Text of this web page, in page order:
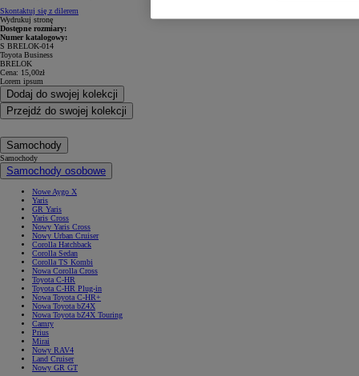
Skontaktuj się z dilerem
Wydrukuj stronę
Dostępne rozmiary:
Numer katalogowy:
S BRELOK-014
Toyota Business
BRELOK
Cena: 15,00zł
Lorem ipsum
Dodaj do swojej kolekcji
Przejdź do swojej kolekcji
Samochody
Samochody
Samochody osobowe
Nowe Aygo X
Yaris
GR Yaris
Yaris Cross
Nowy Yaris Cross
Nowy Urban Cruiser
Corolla Hatchback
Corolla Sedan
Corolla TS Kombi
Nowa Corolla Cross
Toyota C-HR
Toyota C-HR Plug-in
Nowa Toyota C-HR+
Nowa Toyota bZ4X
Nowa Toyota bZ4X Touring
Camry
Prius
Mirai
Nowy RAV4
Land Cruiser
Nowy GR GT